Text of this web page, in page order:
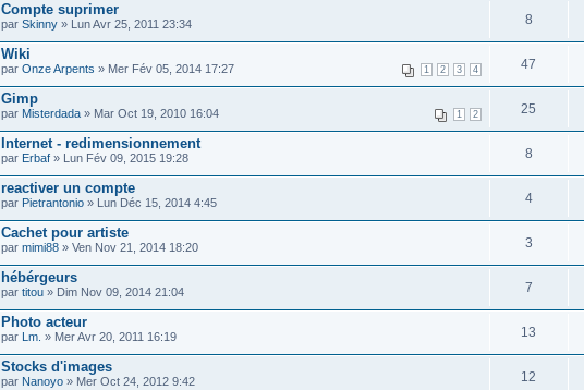
Compte suprimer
par Skinny » Lun Avr 25, 2011 23:34 8
Wiki
1 2 3 4
par Onze Arpents » Mer Fév 05, 2014 17:27 47
Gimp
1 2
par Misterdada » Mar Oct 19, 2010 16:04 25
Internet - redimensionnement
par Erbaf » Lun Fév 09, 2015 19:28 8
reactiver un compte
par Pietrantonio » Lun Déc 15, 2014 4:45 4
Cachet pour artiste
par mimi88 » Ven Nov 21, 2014 18:20 3
hébérgeurs
par titou » Dim Nov 09, 2014 21:04 7
Photo acteur
par Lm. » Mer Avr 20, 2011 16:19 13
Stocks d'images
par Nanoyo » Mer Oct 24, 2012 9:42 12